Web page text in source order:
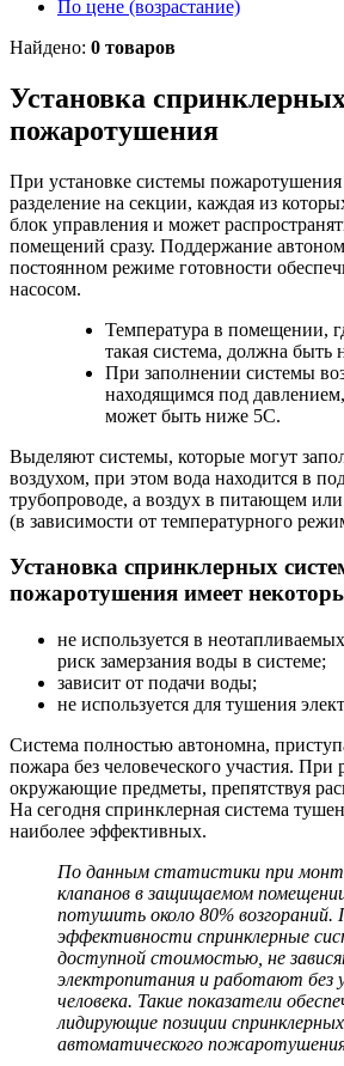
По цене (возрастание)
Найдено: 0 товаров
Установка
пожаротушения
При установке системы
разделение на секции, каждая из
блок управления и может
помещений сразу. Поддержание
постоянном режиме готовности
насосом.
Температура в помещении,
такая система, должна быть
При заполнении системы
находящимся под
может быть ниже 5С.
Выделяют системы, которые могут
воздухом, при этом вода находится в
трубопроводе, а воздух в питающем
(в зависимости от температурного
Установка спринклерных
пожаротушения имеет
не используется в
риск замерзания воды в системе;
зависит от подачи воды;
не используется для тушения
Система полностью автономна,
пожара без человеческого участия.
окружающие предметы, препятствуя
На сегодня спринклерная система
наиболее эффективных.
По данным статистики при
клапанов в защищаемом
потушить около 80% возгораний.
эффективности спринклерные
доступной стоимостью, не
электропитания и работают без
человека. Такие показатели
лидирующие позиции
автоматического